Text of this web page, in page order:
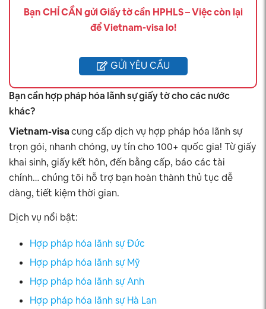
Bạn CHỈ CẦN gửi Giấy tờ cần HPHLS – Việc còn lại
để Vietnam-visa lo!
GỬI YÊU CẦU
Bạn cần hợp pháp hóa lãnh sự giấy tờ cho các nước
khác?
Vietnam-visacung cấp dịch vụ hợp pháp hóa lãnh sự
trọn gói, nhanh chóng, uy tín cho 100+ quốc gia! Từ giấy
khai sinh, giấy kết hôn, đến bằng cấp, báo các tài
chính… chúng tôi hỗ trợ bạn hoàn thành thủ tục dễ
dàng, tiết kiệm thời gian.
Dịch vụ nổi bật:
Hợp pháp hóa lãnh sự Đức
Hợp pháp hóa lãnh sự Mỹ
Hợp pháp hóa lãnh sự Anh
Hợp pháp hóa lãnh sự Hà Lan